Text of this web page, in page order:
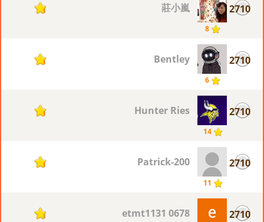
2710
8
莊小嵐
1
2710
6
Bentley
1
2710
14
Hunter Ries
1
2710
11
Patrick-200
1
2710
0678 etmt1131
1